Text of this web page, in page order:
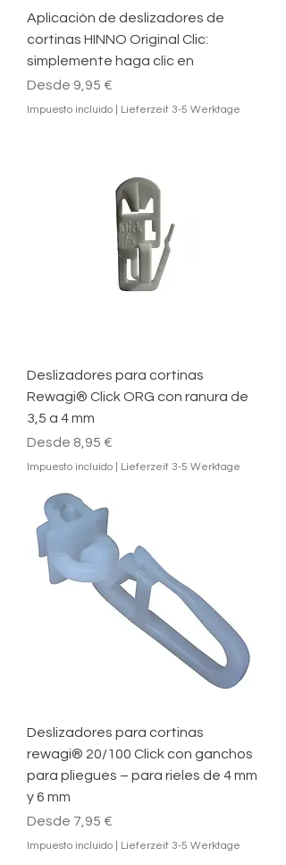
Aplicación de deslizadores de
cortinas HINNO Original Clic:
simplemente haga clic en
Desde 9,95 €
Precio de oferta
Impuesto incluido Lieferzeit 3-5 Werktage
Deslizadores para cortinas
Rewagi® Click ORG con ranura de
3,5 a 4 mm
Desde 8,95 €
Precio de oferta
Impuesto incluido Lieferzeit 3-5 Werktage
Deslizadores para cortinas
rewagi® 20/100 Click con ganchos
para pliegues – para rieles de 4 mm
y 6 mm
Desde 7,95 €
Precio de oferta
Impuesto incluido Lieferzeit 3-5 Werktage